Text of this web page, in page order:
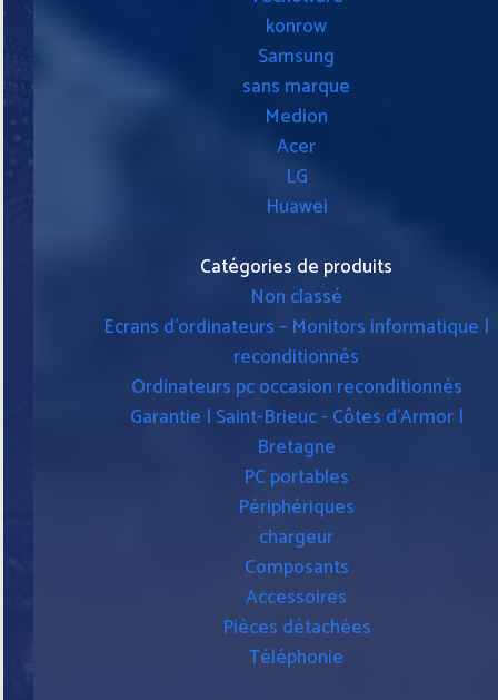
konrow
Samsung
sans marque
Medion
Acer
LG
Huawei
Catégories de produits
Non classé
Ecrans d'ordinateurs – Monitors informatique |
reconditionnés
Ordinateurs pc occasion reconditionnés
Garantie | Saint-Brieuc - Côtes d'Armor |
Bretagne
PC portables
Périphériques
chargeur
Composants
Accessoires
Pièces détachées
Téléphonie